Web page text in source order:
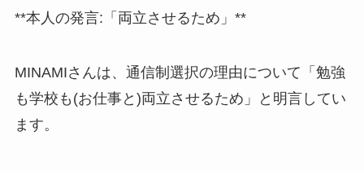
**本人の発言:「両立させるため」**
MINAMIさんは、通信制選択の理由について「勉強
も学校も(お仕事と)両立させるため」と明言してい
ます。